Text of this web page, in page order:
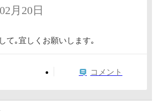
月20日
て｡宜しくお願いします｡
コメント